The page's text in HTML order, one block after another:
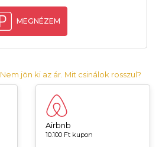
MEGNÉZEM
Nem jön ki az ár. Mit csinálok rosszul?
Airbnb
10.100 Ft kupon